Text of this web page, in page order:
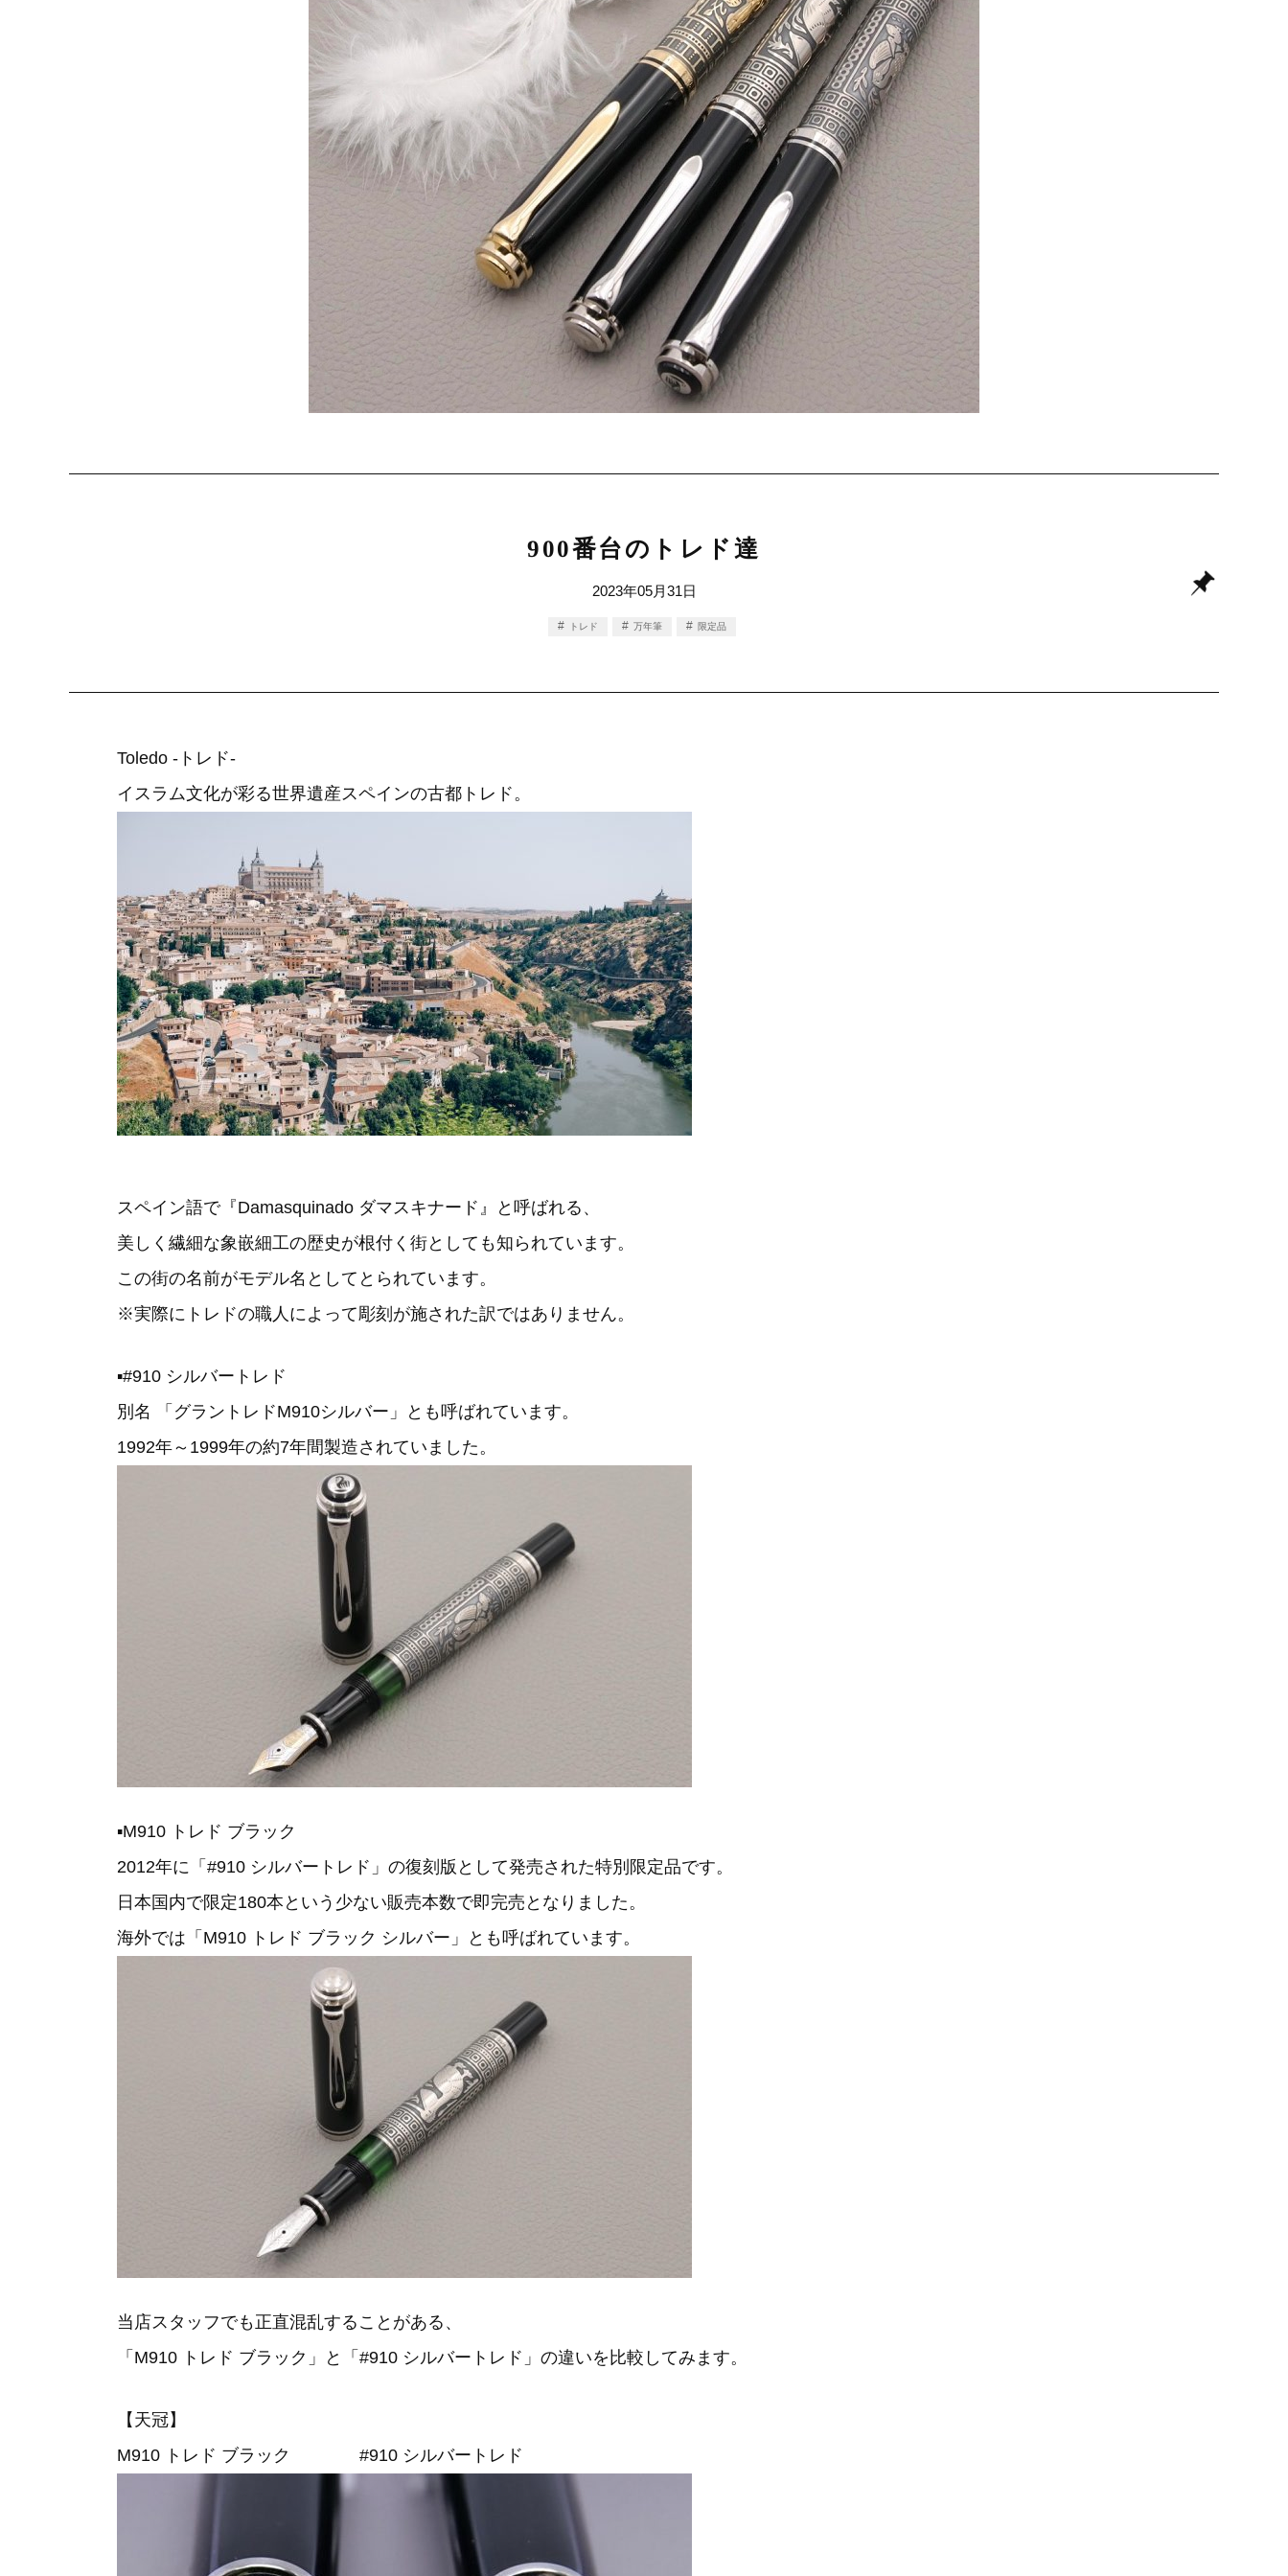
900番台のトレド達
2023年05月31日
トレド 万年筆 限定品
Toledo -トレド-
イスラム文化が彩る世界遺産スペインの古都トレド。
スペイン語で『Damasquinado ダマスキナード』と呼ばれる、
美しく繊細な象嵌細工の歴史が根付く街としても知られています。
この街の名前がモデル名としてとられています。
※実際にトレドの職人によって彫刻が施された訳ではありません。
▪#910 シルバートレド
別名 「グラントレドM910シルバー」とも呼ばれています。
1992年～1999年の約7年間製造されていました。
▪M910 トレド ブラック
2012年に「#910 シルバートレド」の復刻版として発売された特別限定品です。
日本国内で限定180本という少ない販売本数で即完売となりました。
海外では「M910 トレド ブラック シルバー」とも呼ばれています。
当店スタッフでも正直混乱することがある、
「M910 トレド ブラック」と「#910 シルバートレド」の違いを比較してみます。
【天冠】
M910 トレド ブラック #910 シルバートレド